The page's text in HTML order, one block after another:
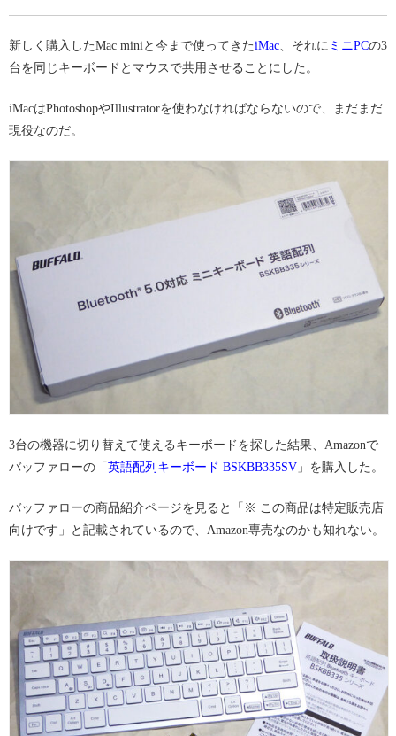
新しく購入したMac miniと今まで使ってきたiMac 、それに ミニPCの3
台を同じキーボードとマウスで共用させることにした。
iMacはPhotoshopやIllustratorを使わなければならないので、まだまだ
現役なのだ。
3台の機器に切り替えて使えるキーボードを探した結果、Amazonで
バッファローの「英語配列キーボード BSKBB335SV 」を購入した。
バッファローの商品紹介ページを見ると「※ この商品は特定販売店
向けです」と記載されているので、Amazon専売なのかも知れない。